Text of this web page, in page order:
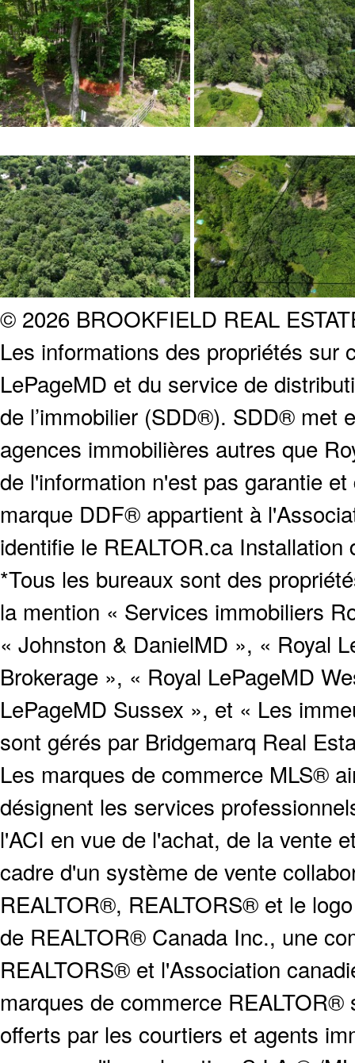
© 2026 BROOKFIELD REAL
Les informations des propriétés sur
LePageMD et du service de
de l’immobilier (SDD®). SDD® met
agences immobilières autres que
de l'information n'est pas garantie
marque DDF® appartient à
identifie le REALTOR.ca
*Tous les bureaux sont des
la mention « Services immobiliers
« Johnston & DanielMD », « Royal
Brokerage », « Royal LePageMD
LePageMD Sussex », et « Les
sont gérés par Bridgemarq Real
Les marques de commerce MLS®
désignent les services
l'ACI en vue de l'achat, de la vente
cadre d'un système de vente
REALTOR®, REALTORS® et le
de REALTOR® Canada Inc., une
REALTORS® et l'Association
marques de commerce
offerts par les courtiers et agents